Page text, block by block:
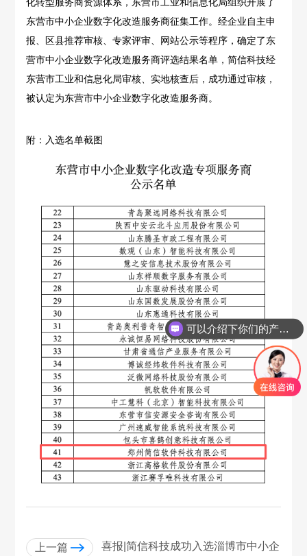
东营市中小企业数字化改造服务商征集工作。经企业自主申
报、区县推荐审核、专家评审、网站公示等程序，确定了东
营市中小企业数字化改造服务商评选结果名单，简信科技经
东营市工业和信息化局审核、实地核查后，成功通过审核，
被认定为东营市中小企业数字化改造服务商。
附：入选名单截图
上一篇
喜报|简信科技成功入选淄博市中小企
可以介绍下你们的产品么